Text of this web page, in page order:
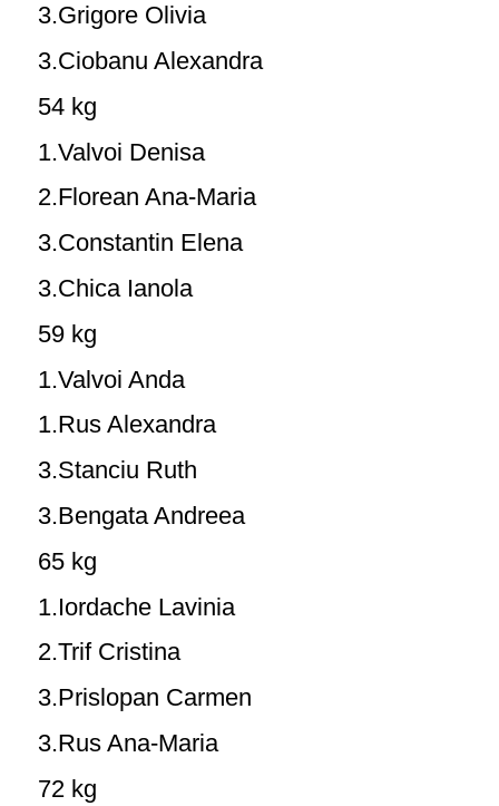
3.Grigore Olivia
3.Ciobanu Alexandra
54 kg
1.Valvoi Denisa
2.Florean Ana-Maria
3.Constantin Elena
3.Chica Ianola
59 kg
1.Valvoi Anda
1.Rus Alexandra
3.Stanciu Ruth
3.Bengata Andreea
65 kg
1.Iordache Lavinia
2.Trif Cristina
3.Prislopan Carmen
3.Rus Ana-Maria
72 kg